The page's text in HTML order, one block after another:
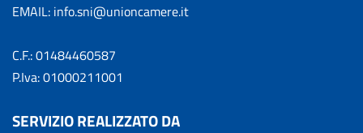
EMAIL: info.sni@unioncamere.it
C.F.: 01484460587
P.Iva: 01000211001
SERVIZIO REALIZZATO DA